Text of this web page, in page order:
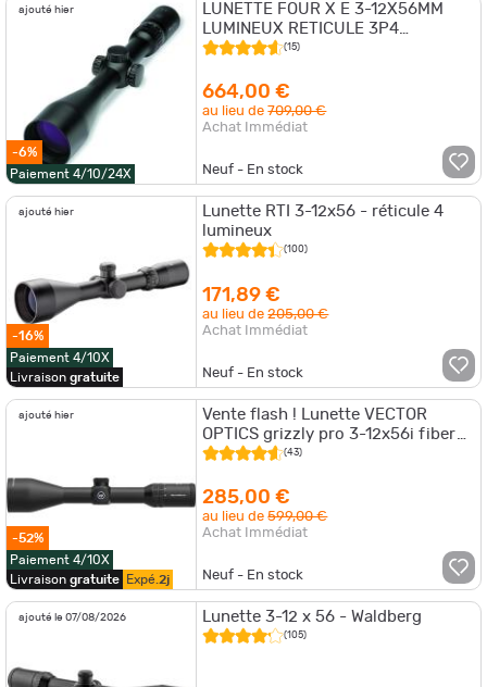
ajouté hier
-6%
Paiement 4/10/24X
LUNETTE FOUR X E 3-12X56MM
LUMINEUX RETICULE 3P4
DIAMETRE30 200504
(15)
664,00 €
au lieu de709,00 €
Achat Immédiat
Neuf - En stock
ajouté hier
-16%
Paiement 4/10X
Livraison gratuite
Lunette RTI 3-12x56 - réticule 4
lumineux
(100)
171,89 €
au lieu de205,00 €
Achat Immédiat
Neuf - En stock
ajouté hier
-52%
Paiement 4/10X
Livraison gratuite Expé. 2j
Vente flash ! Lunette VECTOR
OPTICS grizzly pro 3-12x56i fiber
1/4moa
(43)
285,00 €
au lieu de599,00 €
Achat Immédiat
Neuf - En stock
ajouté le 07/08/2026 Lunette 3-12 x 56 - Waldberg
(105)